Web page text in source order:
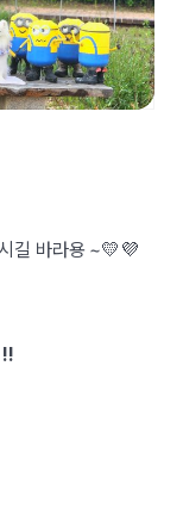
길 바라용 ~💛💜
!!